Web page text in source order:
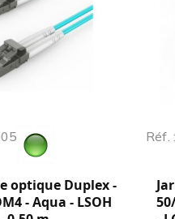
optique Duplex -
- Aqua - LSOH
Réf.